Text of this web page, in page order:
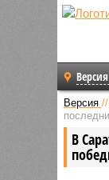
Версия //
В